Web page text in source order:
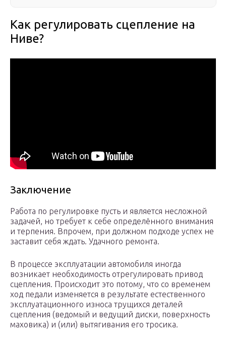
Как регулировать сцепление на
Ниве?
Заключение
Работа по регулировке пусть и является несложной
задачей, но требует к себе определённого внимания
и терпения. Впрочем, при должном подходе успех не
заставит себя ждать. Удачного ремонта.
В процессе эксплуатации автомобиля иногда
возникает необходимость отрегулировать привод
сцепления. Происходит это потому, что со временем
ход педали изменяется в результате естественного
эксплуатационного износа трущихся деталей
сцепления (ведомый и ведущий диски, поверхность
маховика) и (или) вытягивания его тросика.